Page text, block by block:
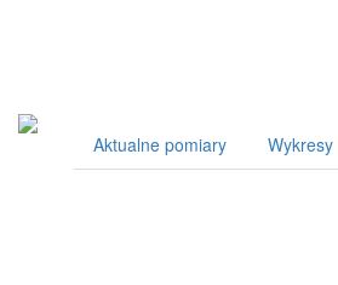
Aktualne pomiary Wykresy